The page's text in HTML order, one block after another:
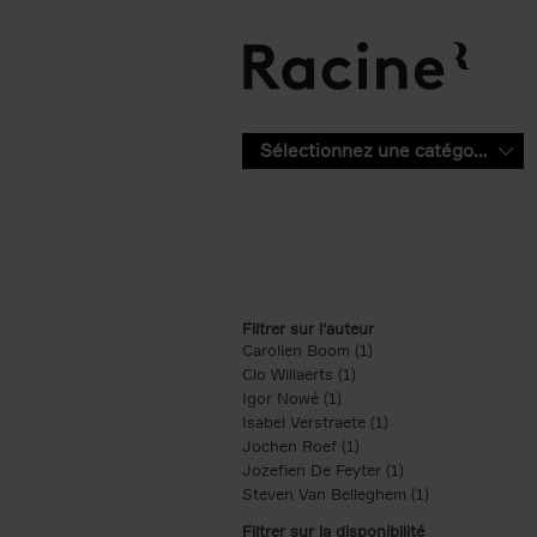
Sélectionnez une catégorie
Filtrer sur l'auteur
Carolien Boom (1)
Clo Willaerts (1)
Igor Nowé (1)
Isabel Verstraete (1)
Jochen Roef (1)
Jozefien De Feyter (1)
Steven Van Belleghem (1)
Filtrer sur la disponibilité